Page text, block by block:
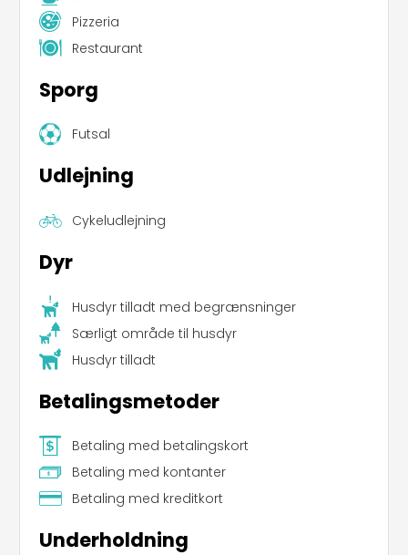
Pizzeria
Restaurant
Sporg
Futsal
Udlejning
Cykeludlejning
Dyr
Husdyr tilladt med begrænsninger
Særligt område til husdyr
Husdyr tilladt
Betalingsmetoder
Betaling med betalingskort
Betaling med kontanter
Betaling med kreditkort
Underholdning